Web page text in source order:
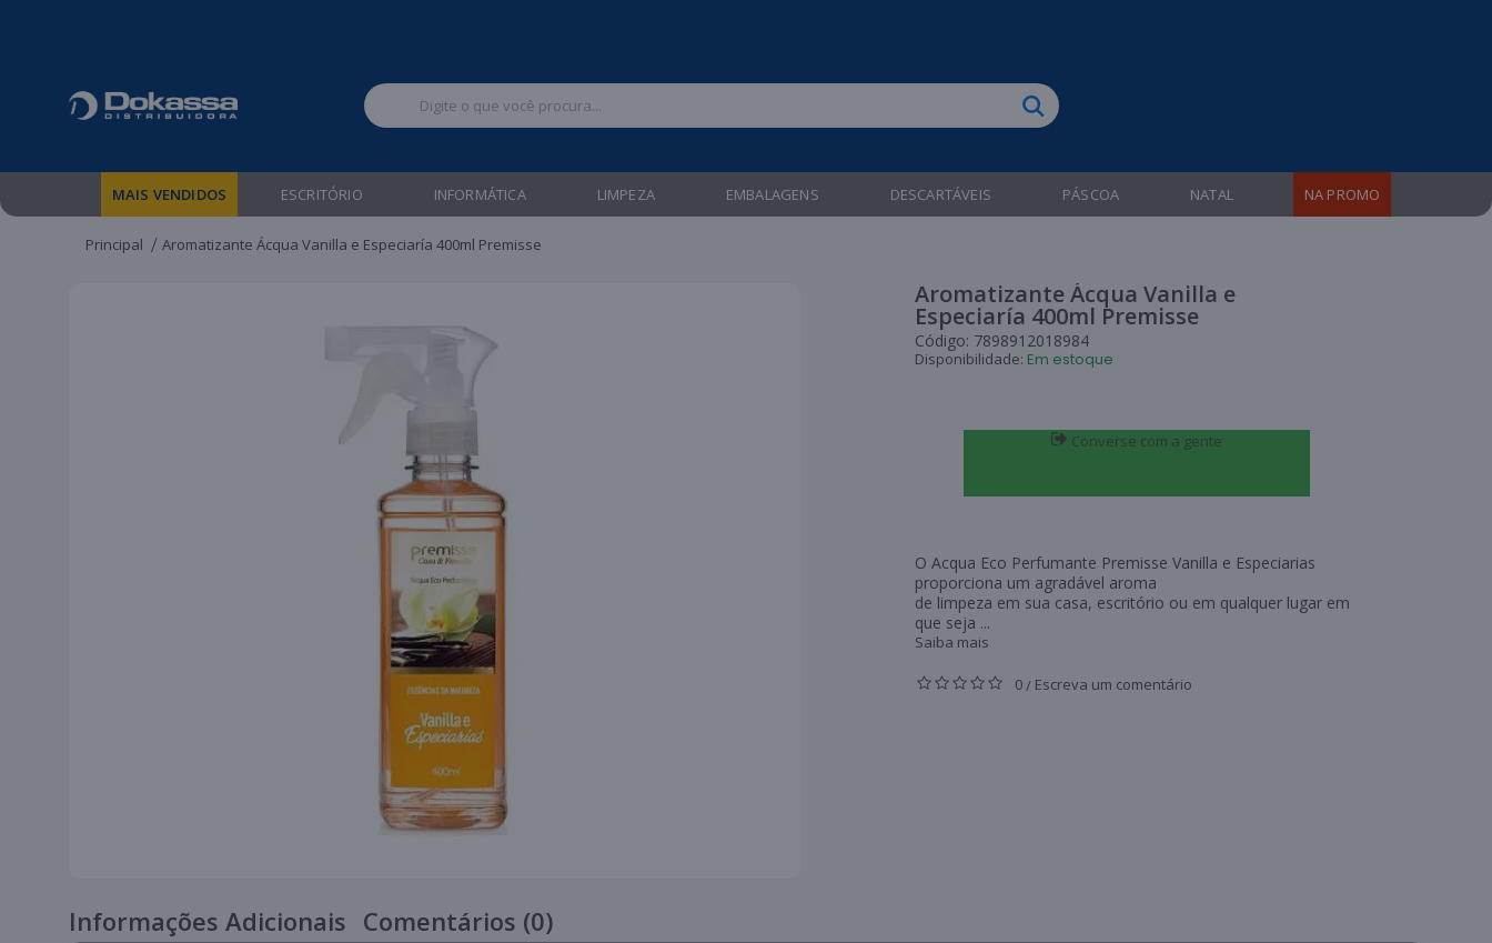
MAIS VENDIDOS ESCRITÓRIO INFORMÁTICA LIMPEZA EMBALAGENS DESCARTÁVEIS PÁSCOA NATAL NA PROMO
Principal Aromatizante Ácqua Vanilla e Especiaría 400ml Premisse
Aromatizante Ácqua Vanilla e
Especiaría 400ml Premisse
Código: 7898912018984
Disponibilidade: Em estoque
Converse com a gente
O Acqua Eco Perfumante Premisse Vanilla e Especiarias
proporciona um agradável aroma
de limpeza em sua casa, escritório ou em qualquer lugar em
que seja ...
Saiba mais
0/ Escreva um comentário
Informações Adicionais Comentários (0)